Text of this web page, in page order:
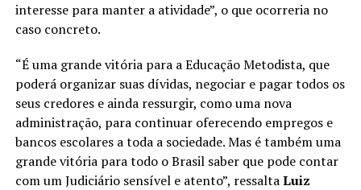
interesse para manter a atividade”, o que ocorreria no
caso concreto.
“É uma grande vitória para a Educação Metodista, que
poderá organizar suas dívidas, negociar e pagar todos os
seus credores e ainda ressurgir, como uma nova
administração, para continuar oferecendo empregos e
bancos escolares a toda a sociedade. Mas é também uma
grande vitória para todo o Brasil saber que pode contar
com um Judiciário sensível e atento”, ressaltaLuiz